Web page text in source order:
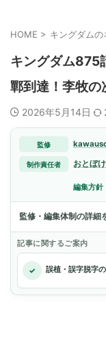
HOME > キングダム
キングダム875
鄲到達！李牧の
2026年5月14日
監修
制作責任者 おとぼ
編集方針
監修・編集体制の詳細
記事に関するご案内
✓ 誤植・誤字脱字